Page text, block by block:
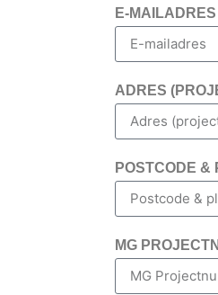
E-MAILADRES
ADRES
POSTCODE &
MG